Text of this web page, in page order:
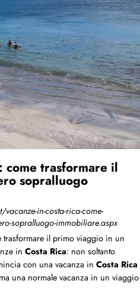
come trasformare il
sopralluogo
in-costa-rica-come-
sopralluogo-immobiliare.aspx
trasformare il primo viaggio in un
in Costa Rica: non soltanto
con una vacanza in Costa Rica
una normale vacanza in un viaggio